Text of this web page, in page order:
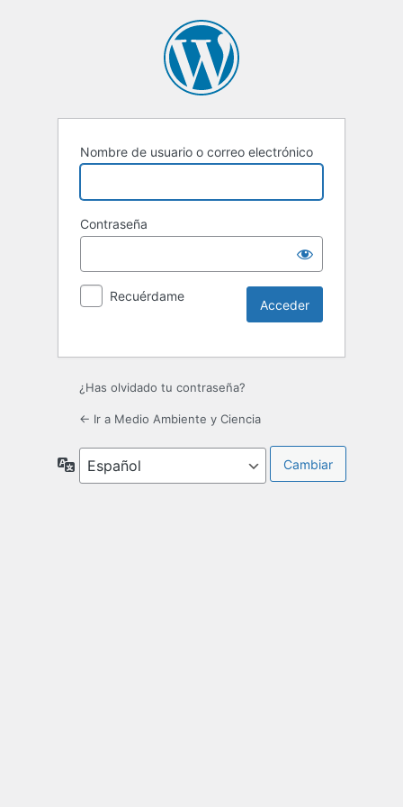
Nombre de usuario o correo electrónico
Contraseña
Recuérdame
¿Has olvidado tu contraseña?
← Ir a Medio Ambiente y Ciencia
Idioma